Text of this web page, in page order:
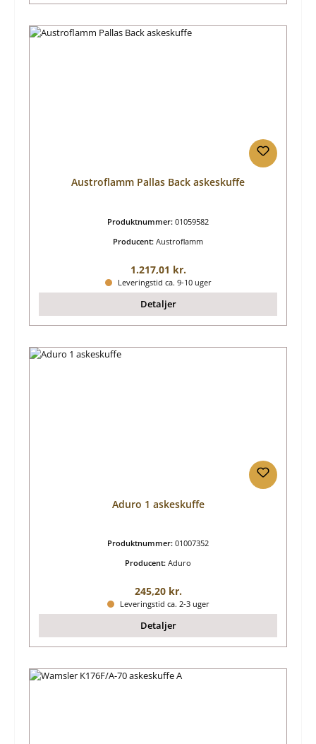
Austroflamm Pallas Back askeskuffe
Produktnummer: 01059582
Producent: Austroflamm
Almindelig pris:
1.217,01 kr.
Leveringstid ca. 9-10 uger
Detaljer
Aduro 1 askeskuffe
Produktnummer: 01007352
Producent: Aduro
Almindelig pris:
245,20 kr.
Leveringstid ca. 2-3 uger
Detaljer